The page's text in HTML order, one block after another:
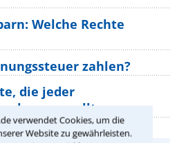
verwendet Cookies, um die
Website zu gewährleisten.
Welche Rechte
zahlen?
die jeder
kennen sollte